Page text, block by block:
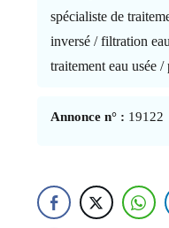
spécialiste de
inversé / filtration
traitement eau usée
Annonce n° : 19122